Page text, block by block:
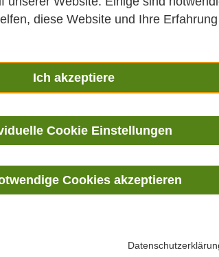
diese Website und Ihre
Ich akzeptiere
Cookie Einstellungen
Cookies akzeptieren
St. Sebastian
18 Monate Das Konzept der
Allegro!
Liebfrauen
zu Gedichten, passend